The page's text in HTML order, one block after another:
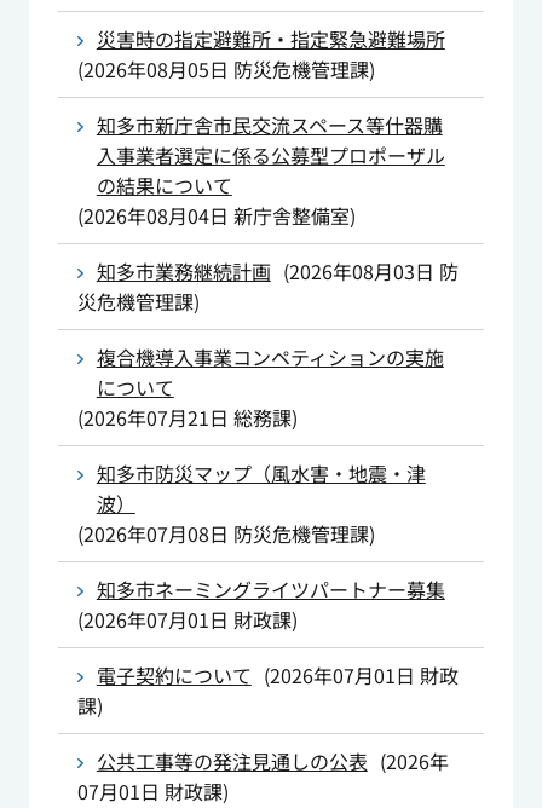
災害時の指定避難所・指定緊急避難場所
(2026年08月05日 防災危機管理課)
知多市新庁舎市民交流スペース等什器購
入事業者選定に係る公募型プロポーザル
の結果について
(2026年08月04日 新庁舎整備室)
知多市業務継続計画 (2026年08月03日 防
災危機管理課)
複合機導入事業コンペティションの実施
について
(2026年07月21日 総務課)
知多市防災マップ（風水害・地震・津
波）
(2026年07月08日 防災危機管理課)
知多市ネーミングライツパートナー募集
(2026年07月01日 財政課)
電子契約について (2026年07月01日 財政
課)
公共工事等の発注見通しの公表 (2026年
07月01日 財政課)